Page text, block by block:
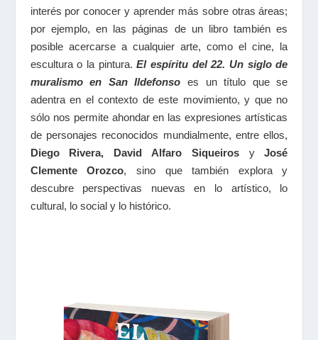
interés por conocer y aprender más sobre otras áreas;
por ejemplo, en las páginas de un libro también es
posible acercarse a cualquier arte, como el cine, la
escultura o la pintura.El espíritu del 22. Un siglo de
muralismo en San Ildefonso es un título que se
adentra en el contexto de este movimiento, y que no
sólo nos permite ahondar en las expresiones artísticas
de personajes reconocidos mundialmente, entre ellos,
Diego Rivera, David Alfaro Siqueiros yJosé
Clemente Orozco, sino que también explora y
descubre perspectivas nuevas en lo artístico, lo
cultural, lo social y lo histórico.